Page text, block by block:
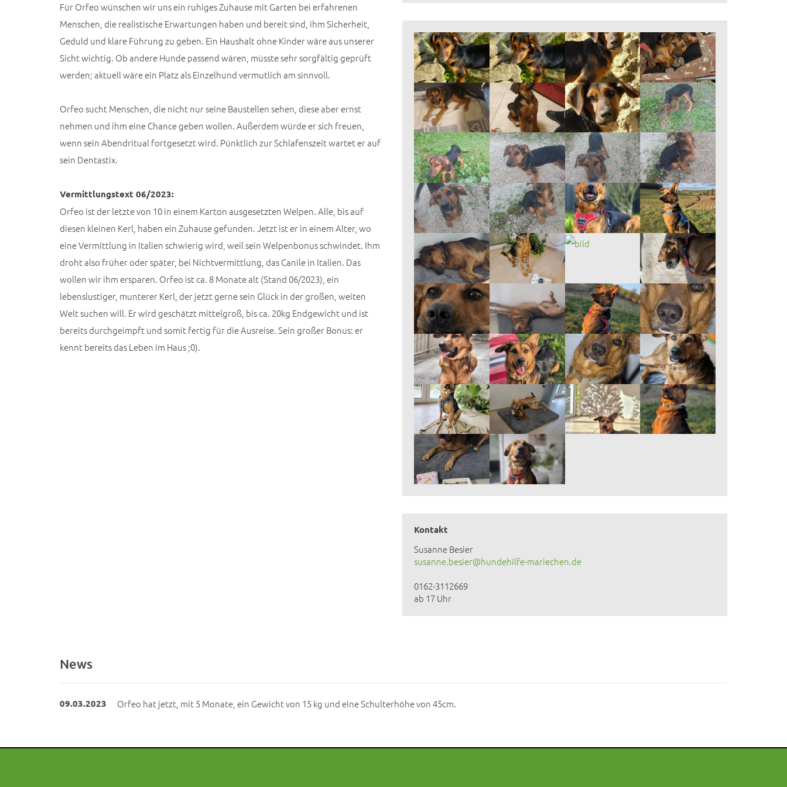
Für Orfeo wünschen wir uns ein ruhiges Zuhause mit Garten bei erfahrenen
Menschen, die realistische Erwartungen haben und bereit sind, ihm Sicherheit,
Geduld und klare Führung zu geben. Ein Haushalt ohne Kinder wäre aus unserer
Sicht wichtig. Ob andere Hunde passend wären, müsste sehr sorgfältig geprüft
werden; aktuell wäre ein Platz als Einzelhund vermutlich am sinnvoll.
Orfeo sucht Menschen, die nicht nur seine Baustellen sehen, diese aber ernst
nehmen und ihm eine Chance geben wollen. Außerdem würde er sich freuen,
wenn sein Abendritual fortgesetzt wird. Pünktlich zur Schlafenszeit wartet er auf
sein Dentastix.
Vermittlungstext 06/2023:
Orfeo ist der letzte von 10 in einem Karton ausgesetzten Welpen. Alle, bis auf
diesen kleinen Kerl, haben ein Zuhause gefunden. Jetzt ist er in einem Alter, wo
eine Vermittlung in Italien schwierig wird, weil sein Welpenbonus schwindet. Ihm
droht also früher oder später, bei Nichtvermittlung, das Canile in Italien. Das
wollen wir ihm ersparen. Orfeo ist ca. 8 Monate alt (Stand 06/2023), ein
lebenslustiger, munterer Kerl, der jetzt gerne sein Glück in der großen, weiten
Welt suchen will. Er wird geschätzt mittelgroß, bis ca. 20kg Endgewicht und ist
bereits durchgeimpft und somit fertig für die Ausreise. Sein großer Bonus: er
kennt bereits das Leben im Haus ;0).
Kontakt
Susanne Besier
susanne.besier@hundehilfe-mariechen.de
0162-3112669
ab 17 Uhr
News
09.03.2023 Orfeo hat jetzt, mit 5 Monate, ein Gewicht von 15 kg und eine Schulterhöhe von 45cm.